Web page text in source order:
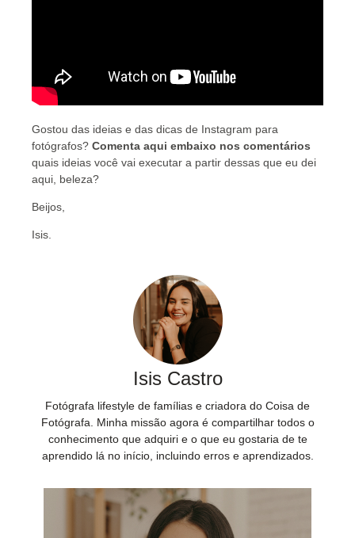
Gostou das ideias e das dicas de Instagram para
fotógrafos? Comenta aqui embaixo nos comentários
quais ideias você vai executar a partir dessas que eu dei
aqui, beleza?
Beijos,
Isis.
Isis Castro
Fotógrafa lifestyle de famílias e criadora do Coisa de
Fotógrafa. Minha missão agora é compartilhar todos o
conhecimento que adquiri e o que eu gostaria de te
aprendido lá no início, incluindo erros e aprendizados.